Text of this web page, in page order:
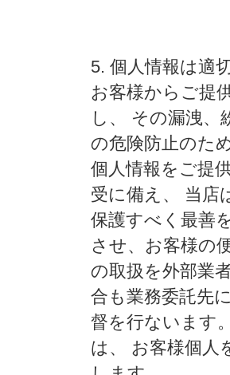
5. 個人情報は適
お客様からご提
し、 その漏洩、
の危険防止のた
個人情報をご提
受に備え、 当店
保護すべく最善
させ、お客様の
の取扱を外部業
合も業務委託先
督を行ないます
は、 お客様個人